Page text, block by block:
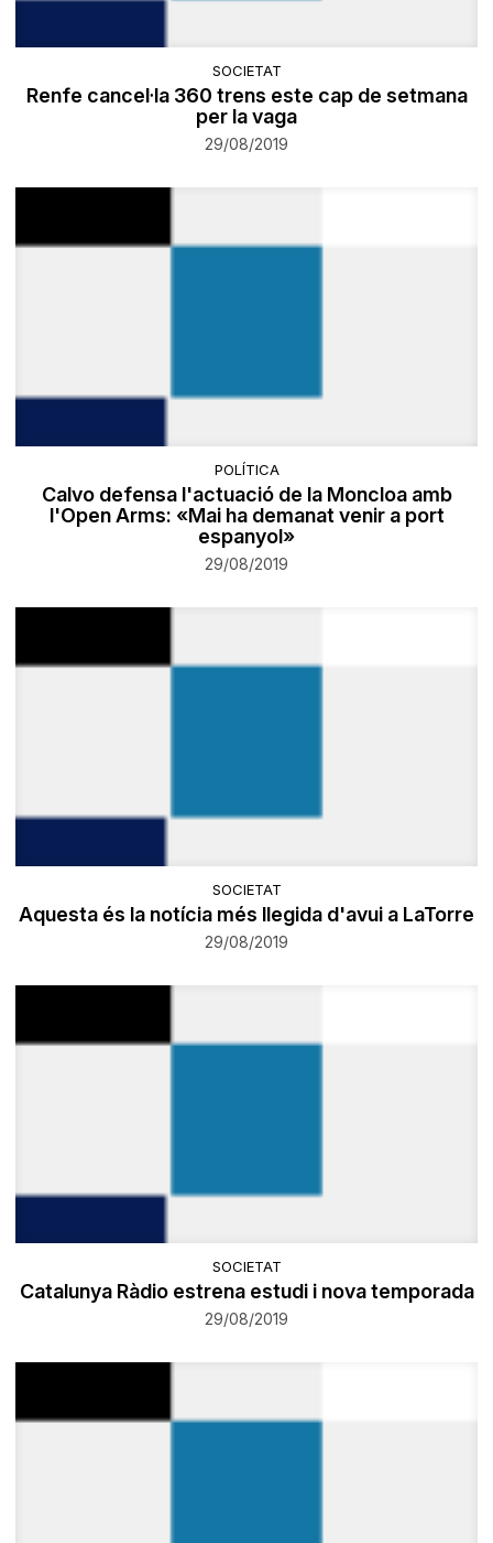
SOCIETAT
​Renfe cancel·la 360 trens este cap de setmana
per la vaga
29/08/2019
POLÍTICA
Calvo defensa l'actuació de la Moncloa amb
l'Open Arms: «Mai ha demanat venir a port
espanyol»
29/08/2019
SOCIETAT
Aquesta és la notícia més llegida d'avui a LaTorre
29/08/2019
SOCIETAT
​Catalunya Ràdio estrena estudi i nova temporada
29/08/2019